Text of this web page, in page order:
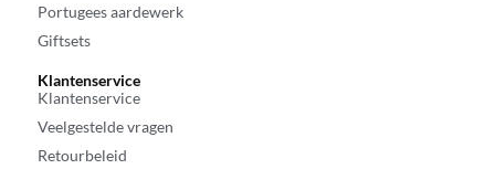
Portugees aardewerk
Giftsets
Klantenservice
Klantenservice
Veelgestelde vragen
Retourbeleid